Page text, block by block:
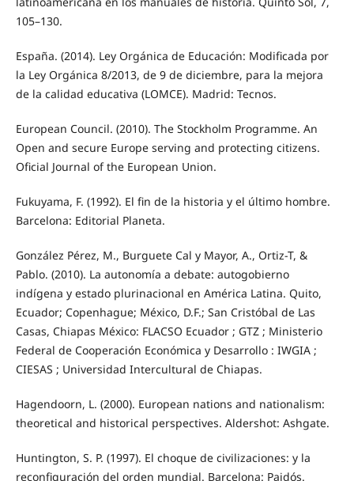
105–130.
España. (2014). Ley Orgánica de Educación: Modificada por
la Ley Orgánica 8/2013, de 9 de diciembre, para la mejora
de la calidad educativa (LOMCE). Madrid: Tecnos.
European Council. (2010). The Stockholm Programme. An
Open and secure Europe serving and protecting citizens.
Oficial Journal of the European Union.
Fukuyama, F. (1992). El fin de la historia y el último hombre.
Barcelona: Editorial Planeta.
González Pérez, M., Burguete Cal y Mayor, A., Ortiz-T, &
Pablo. (2010). La autonomía a debate: autogobierno
indígena y estado plurinacional en América Latina. Quito,
Ecuador; Copenhague; México, D.F.; San Cristóbal de Las
Casas, Chiapas México: FLACSO Ecuador ; GTZ ; Ministerio
Federal de Cooperación Económica y Desarrollo : IWGIA ;
CIESAS ; Universidad Intercultural de Chiapas.
Hagendoorn, L. (2000). European nations and nationalism:
theoretical and historical perspectives. Aldershot: Ashgate.
Huntington, S. P. (1997). El choque de civilizaciones: y la
reconfiguración del orden mundial. Barcelona: Paidós.